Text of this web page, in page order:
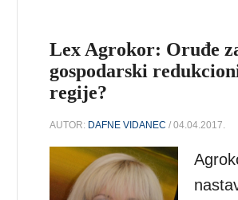
Lex Agrokor: Oruđe
gospodarski
regije?
AUTOR: DAFNE VIDANEC / 04.04.2017.